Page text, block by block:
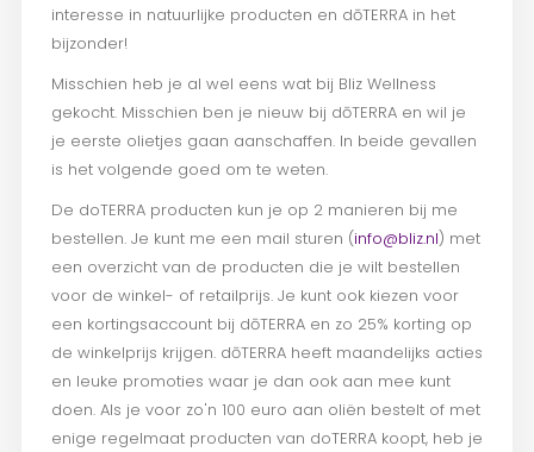
interesse in natuurlijke producten en dōTERRA in het
bijzonder!
Misschien heb je al wel eens wat bij Bliz Wellness
gekocht. Misschien ben je nieuw bij dōTERRA en wil je
je eerste olietjes gaan aanschaffen. In beide gevallen
is het volgende goed om te weten.
De doTERRA producten kun je op 2 manieren bij me
bestellen. Je kunt me een mail sturen (info@bliz.nl) met
een overzicht van de producten die je wilt bestellen
voor de winkel- of retailprijs. Je kunt ook kiezen voor
een kortingsaccount bij dōTERRA en zo 25% korting op
de winkelprijs krijgen. dōTERRA heeft maandelijks acties
en leuke promoties waar je dan ook aan mee kunt
doen. Als je voor zo'n 100 euro aan oliën bestelt of met
enige regelmaat producten van doTERRA koopt, heb je